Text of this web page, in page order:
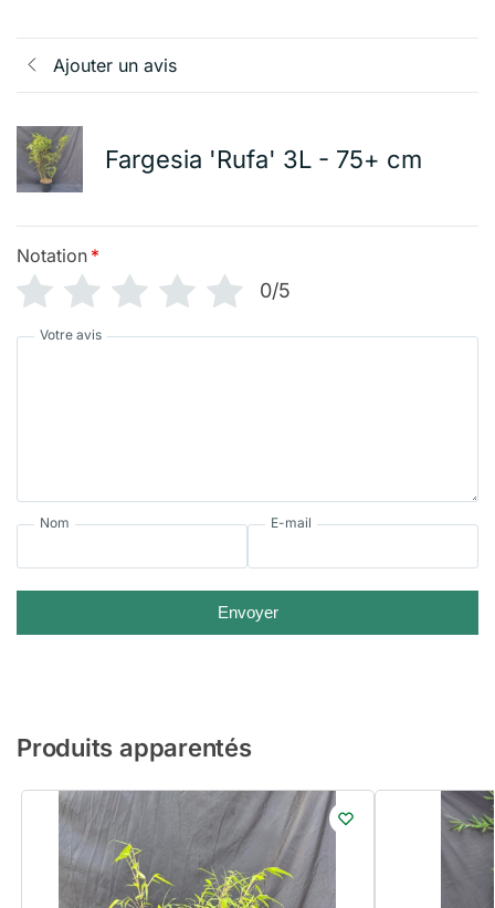
Ajouter un avis
Fargesia 'Rufa' 3L - 75+ cm
Notation *
0/5
Votre avis
Nom E-mail
Envoyer
Produits apparentés